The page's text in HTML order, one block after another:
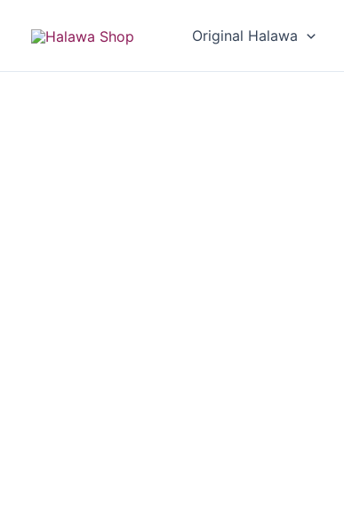
Inhalt
Original Halawa